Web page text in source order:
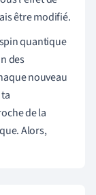
être modifié.
quantique
des
nouveau
de la
Alors,